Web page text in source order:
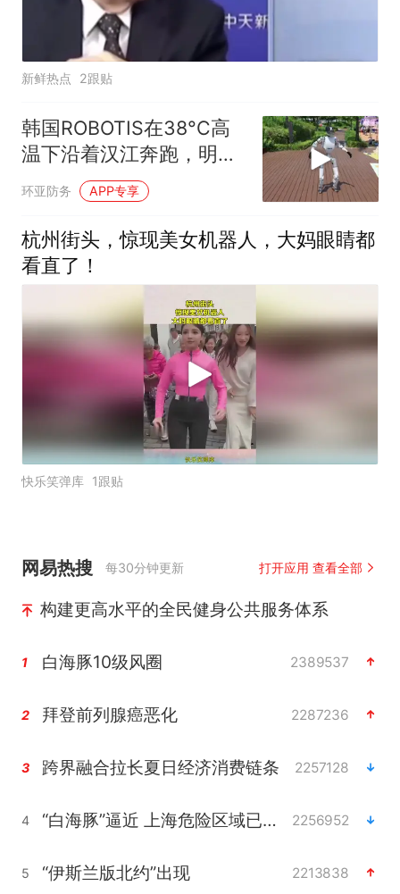
新鲜热点 2跟贴
韩国ROBOTIS在38°C高
温下沿着汉江奔跑，明年
来北京参加人形机器人马
环亚防务 APP专享
杭州街头，惊现美女机器人，大妈眼睛都
看直了！
快乐笑弹库 1跟贴
网易热搜 每30分钟更新 打开应用 查看全部
构建更高水平的全民健身公共服务体系
1 白海豚10级风圈 2389537
2 拜登前列腺癌恶化 2287236
3 跨界融合拉长夏日经济消费链条 2257128
4 “白海豚”逼近 上海危险区域已转移3.03万人 2256952
5 “伊斯兰版北约”出现 2213838